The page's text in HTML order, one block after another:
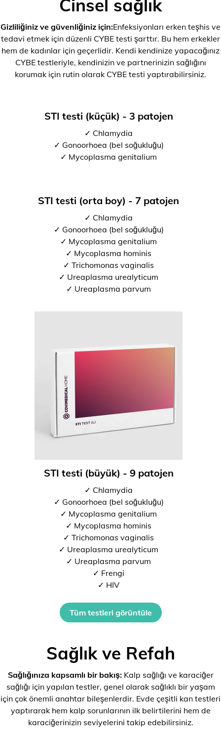
Cinsel sağlık
Gizliliğiniz ve güvenliğiniz için:Enfeksiyonları erken teşhis ve
tedavi etmek için düzenli CYBE testi şarttır. Bu hem erkekler
hem de kadınlar için geçerlidir. Kendi kendinize yapacağınız
CYBE testleriyle, kendinizin ve partnerinizin sağlığını
korumak için rutin olarak CYBE testi yaptırabilirsiniz.
STI testi (küçük) - 3 patojen
✓ Chlamydia
✓ Gonoorhoea (bel soğukluğu)
✓ Mycoplasma genitalium
STI testi (orta boy) - 7 patojen
✓ Chlamydia
✓ Gonoorhoea (bel soğukluğu)
✓ Mycoplasma genitalium
✓ Mycoplasma hominis
✓ Trichomonas vaginalis
✓ Ureaplasma urealyticum
✓ Ureaplasma parvum
STI testi (büyük) - 9 patojen
✓ Chlamydia
✓ Gonoorhoea (bel soğukluğu)
✓ Mycoplasma genitalium
✓ Mycoplasma hominis
✓ Trichomonas vaginalis
✓ Ureaplasma urealyticum
✓ Ureaplasma parvum
✓ Frengi
✓ HIV
Tüm testleri görüntüle
Sağlık ve Refah
Sağlığınıza kapsamlı bir bakış:Kalp sağlığı ve karaciğer
sağlığı için yapılan testler, genel olarak sağlıklı bir yaşam
için çok önemli anahtar bileşenlerdir. Evde çeşitli kan testleri
yaptırarak hem kalp sorunlarının ilk belirtilerini hem de
karaciğerinizin seviyelerini takip edebilirsiniz.